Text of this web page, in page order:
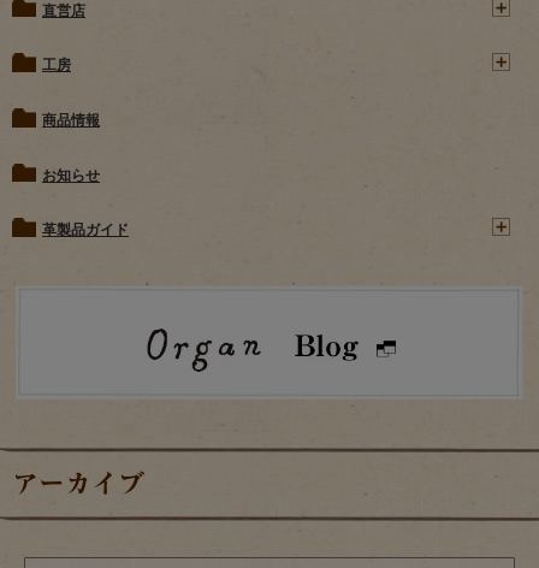
直営店
工房
商品情報
お知らせ
革製品ガイド
アーカイブ